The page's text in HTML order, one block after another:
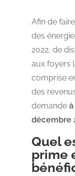
Afin de
des
2022, de
aux foyers
comprise
des
demande
décembre
Quel
prime